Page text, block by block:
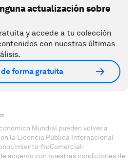
actualización sobre
y accede a tu colección
con nuestras últimas
forma gratuita
Mundial pueden volver a
la Licencia Pública Internacional
NoComercial-
acuerdo con nuestras condiciones de